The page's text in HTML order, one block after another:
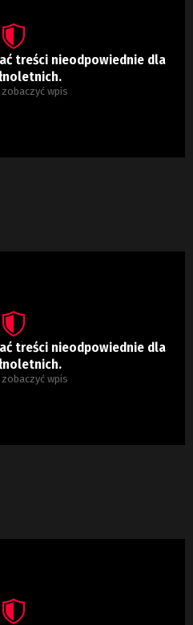
treści nieodpowiednie dla
wpis
treści nieodpowiednie dla
wpis